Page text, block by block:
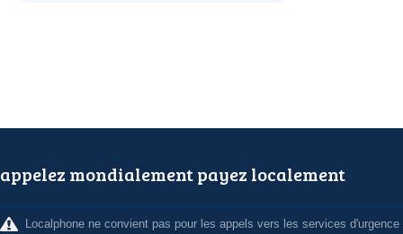
appelez mondialement payez localement
Localphone ne convient pas pour les appels vers les services d'urgence